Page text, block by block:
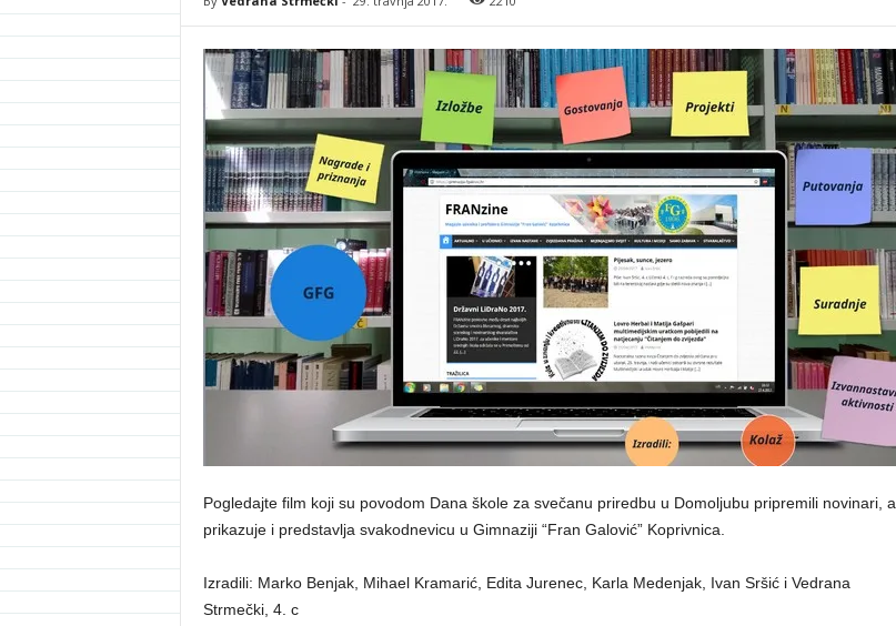
Pogledajte film koji su povodom Dana škole za svečanu priredbu u Domoljubu pripremili novinari, a
prikazuje i predstavlja svakodnevicu u Gimnaziji “Fran Galović” Koprivnica.
Izradili: Marko Benjak, Mihael Kramarić, Edita Jurenec, Karla Medenjak, Ivan Sršić i Vedrana
Strmečki, 4. c